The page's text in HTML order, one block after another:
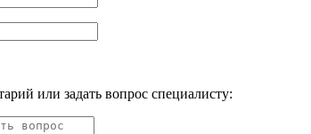
или задать вопрос специалисту: